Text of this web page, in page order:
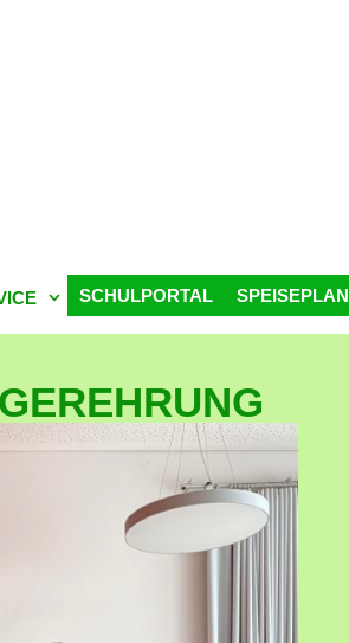
SCHULPORTAL SPEISEPLAN